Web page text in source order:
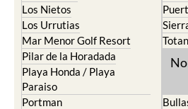
Los Nietos
Los Urrutias
Mar Menor Golf Resort
Pilar de la Horadada
Playa Honda / Playa
Paraiso
Portman